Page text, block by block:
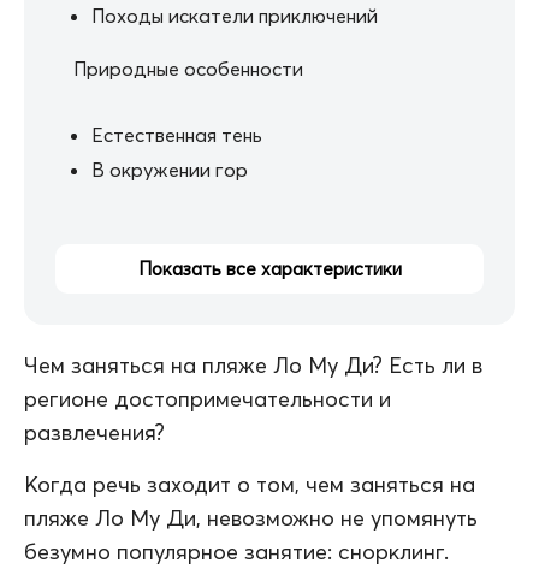
Походы искатели приключений
Природные особенности
Естественная тень
В окружении гор
Показать все характеристики
Чем заняться на пляже Ло Му Ди? Есть ли в
регионе достопримечательности и
развлечения?
Когда речь заходит о том, чем заняться на
пляже Ло Му Ди, невозможно не упомянуть
безумно популярное занятие: снорклинг.